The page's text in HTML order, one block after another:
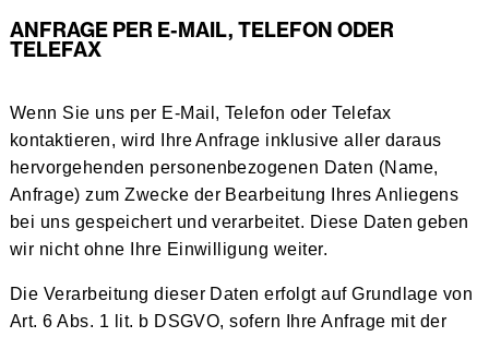
ANFRAGE PER E-MAIL, TELEFON ODER
TELEFAX
Wenn Sie uns per E-Mail, Telefon oder Telefax
kontaktieren, wird Ihre Anfrage inklusive aller daraus
hervorgehenden personenbezogenen Daten (Name,
Anfrage) zum Zwecke der Bearbeitung Ihres Anliegens
bei uns gespeichert und verarbeitet. Diese Daten geben
wir nicht ohne Ihre Einwilligung weiter.
Die Verarbeitung dieser Daten erfolgt auf Grundlage von
Art. 6 Abs. 1 lit. b DSGVO, sofern Ihre Anfrage mit der